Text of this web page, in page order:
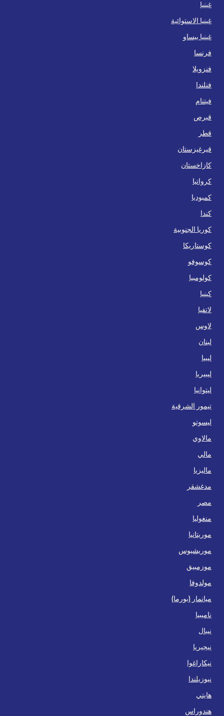
غينيا
غينيا الاستوائية
غينيا بيساو
فرنسا
فنزويلا
فنلندا
فيتنام
قبرص
قطر
قيرغيزستان
كازاخستان
كرواتيا
كمبوديا
كندا
كوريا الجنوبية
كوستاريكا
كوسوفو
كولومبيا
كينيا
لاتفيا
لاوس
لبنان
ليبيا
ليبيريا
ليتوانيا
تيمور الشرقية
ليسوتو
مالاوي
مالي
ماليزيا
مدغشقر
مصر
منغوليا
موريتانيا
موريشيوس
موزمبيق
مولدوفا
ميانمار (بورما)
ناميبيا
نيبال
نيجيريا
نيكاراغوا
نيوزيلندا
هايتي
هندوراس